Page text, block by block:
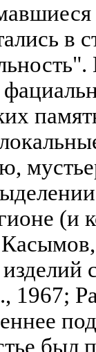
в
(и
1967;
был